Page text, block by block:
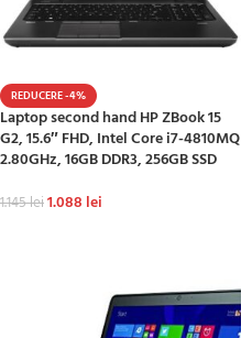
REDUCERE -4%
Laptop second hand HP ZBook 15
G2, 15.6″ FHD, Intel Core i7-4810MQ
2.80GHz, 16GB DDR3, 256GB SSD
1.145lei1.088 lei